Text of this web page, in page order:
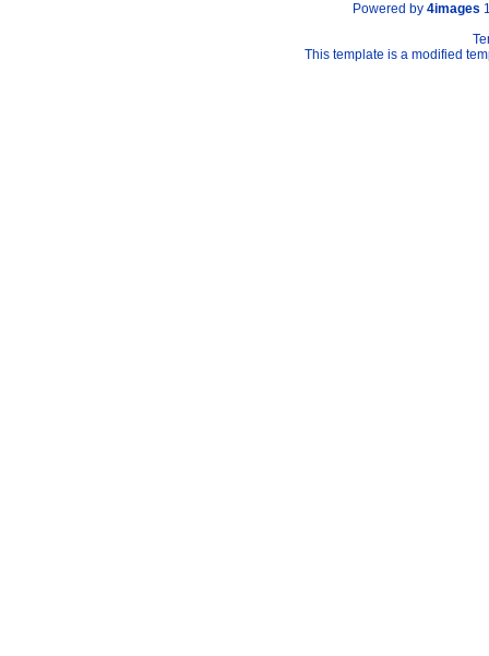
Powered by 4images
This template is a modified